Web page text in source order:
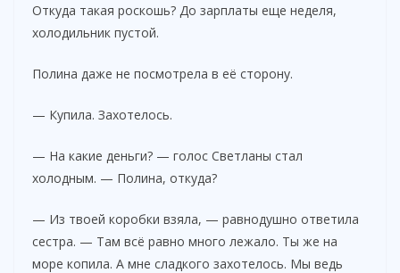
Откуда такая роскошь? До зарплаты еще неделя,
холодильник пустой.
Полина даже не посмотрела в её сторону.
— Купила. Захотелось.
— На какие деньги? — голос Светланы стал
холодным. — Полина, откуда?
— Из твоей коробки взяла, — равнодушно ответила
сестра. — Там всё равно много лежало. Ты же на
море копила. А мне сладкого захотелось. Мы ведь